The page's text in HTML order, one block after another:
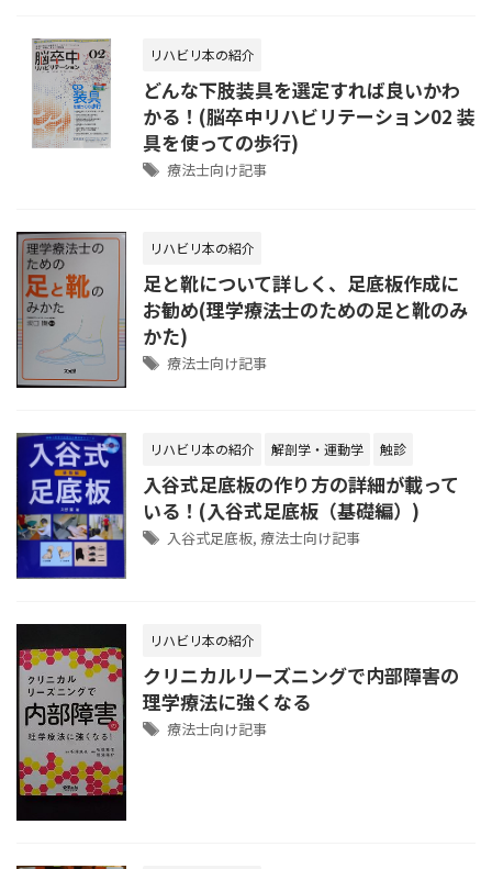
リハビリ本の紹介
どんな下肢装具を選定すれば良いかわ
かる！(脳卒中リハビリテーション02 装
具を使っての歩行)
療法士向け記事
リハビリ本の紹介
足と靴について詳しく、足底板作成に
お勧め(理学療法士のための足と靴のみ
かた)
療法士向け記事
リハビリ本の紹介 解剖学・運動学 触診
入谷式足底板の作り方の詳細が載って
いる！(入谷式足底板（基礎編）)
入谷式足底板, 療法士向け記事
リハビリ本の紹介
クリニカルリーズニングで内部障害の
理学療法に強くなる
療法士向け記事